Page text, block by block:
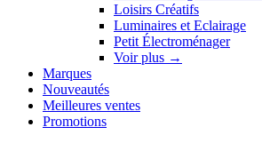
Loisirs Créatifs
Luminaires et Eclairage
Petit Électroménager
Voir plus →
Marques
Nouveautés
Meilleures ventes
Promotions